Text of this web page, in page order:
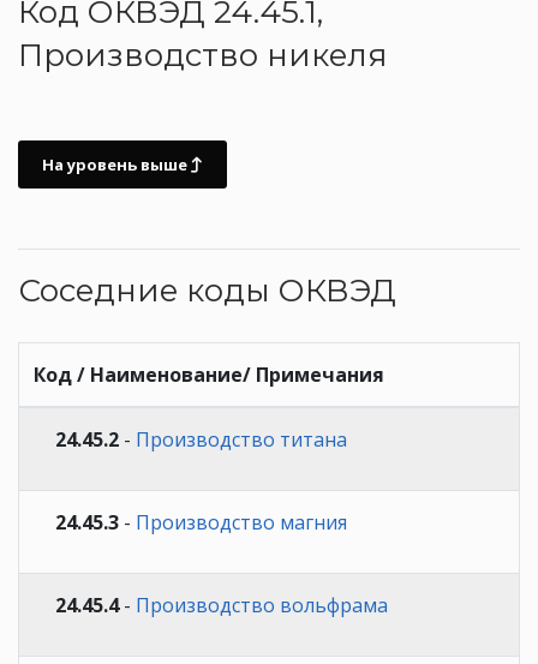
Код ОКВЭД 24.45.1,
Производство никеля
На уровень выше
Соседние коды ОКВЭД
Код / Наименование/ Примечания
24.45.2 - Производство титана
24.45.3 - Производство магния
24.45.4- Производство вольфрама